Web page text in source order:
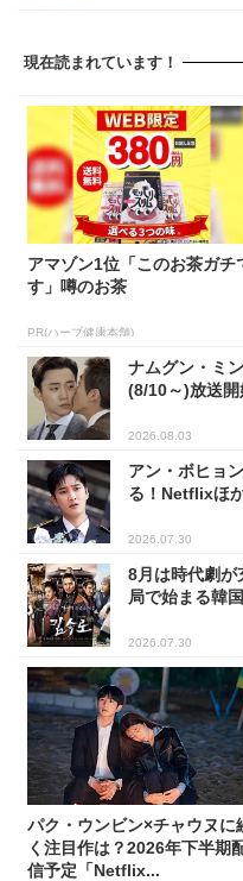
現在読まれています！
アマゾン1位「このお茶ガチ
す」噂のお茶
PR(ハーブ健康本舗)
ナムグン・ミ
(8/10～)放送
2026.08.03
アン・ボヒョ
る！Netflixほ
2026.07.30
8月は時代劇が
局で始まる韓
2026.07.30
パク・ウンビン×チャウヌに
く注目作は？2026年下半期
信予定「Netflix...